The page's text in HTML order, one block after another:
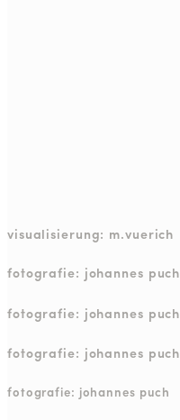
visualisierung: m.vuerich
fotografie: johannes puch
fotografie: johannes puch
fotografie: johannes puch
fotografie: johannes puch